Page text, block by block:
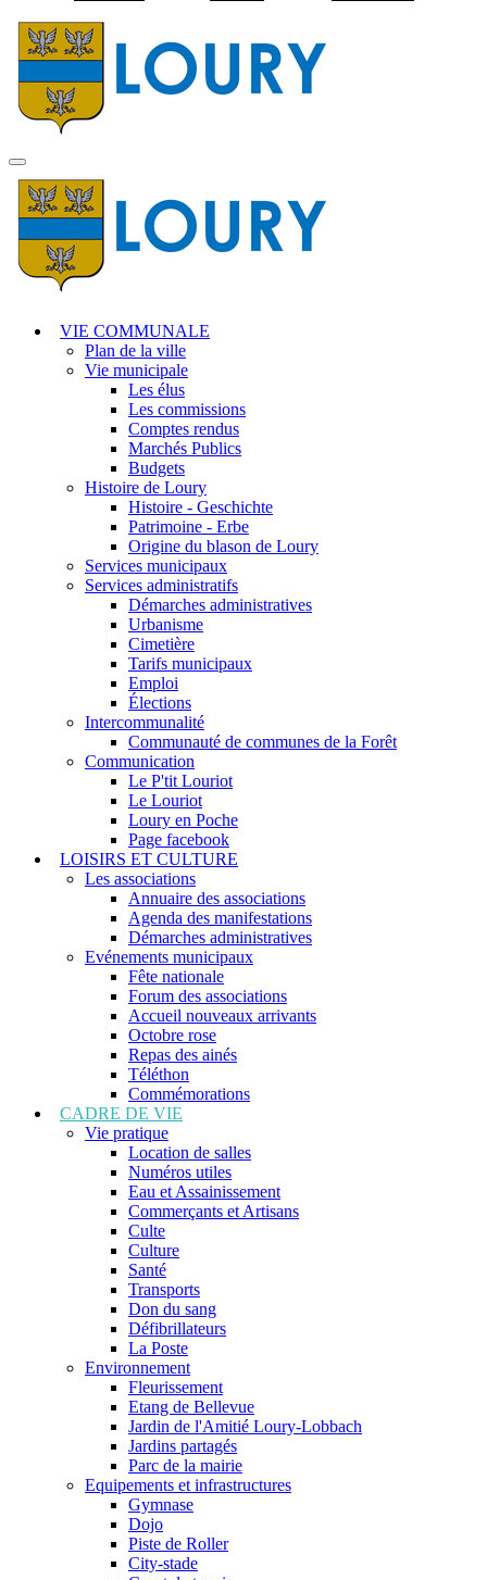
MENU
PRINCIPAL
VIE COMMUNALE
Plan de la ville
Vie municipale
Les élus
Les commissions
Comptes rendus
Marchés Publics
Budgets
Histoire de Loury
Histoire - Geschichte
Patrimoine - Erbe
Origine du blason de Loury
Services municipaux
Services administratifs
Démarches administratives
Urbanisme
Cimetière
Tarifs municipaux
Emploi
Élections
Intercommunalité
Communauté de communes de la Forêt
Communication
Le P'tit Louriot
Le Louriot
Loury en Poche
Page facebook
LOISIRS ET CULTURE
Les associations
Annuaire des associations
Agenda des manifestations
Démarches administratives
Evénements municipaux
Fête nationale
Forum des associations
Accueil nouveaux arrivants
Octobre rose
Repas des ainés
Téléthon
Commémorations
CADRE DE VIE
Vie pratique
Location de salles
Numéros utiles
Eau et Assainissement
Commerçants et Artisans
Culte
Culture
Santé
Transports
Don du sang
Défibrillateurs
La Poste
Environnement
Fleurissement
Etang de Bellevue
Jardin de l'Amitié Loury-Lobbach
Jardins partagés
Parc de la mairie
Equipements et infrastructures
Gymnase
Dojo
Piste de Roller
City-stade